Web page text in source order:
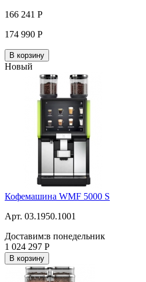
166 241 Р
174 990 Р
В корзину
Новый
Кофемашина WMF 5000 S
Арт. 03.1950.1001
Доставим:в понедельник
1 024 297 Р
В корзину